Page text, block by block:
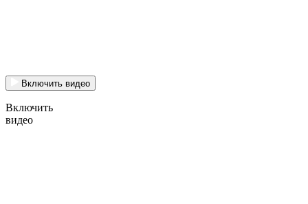
Включить видео
Включить
видео